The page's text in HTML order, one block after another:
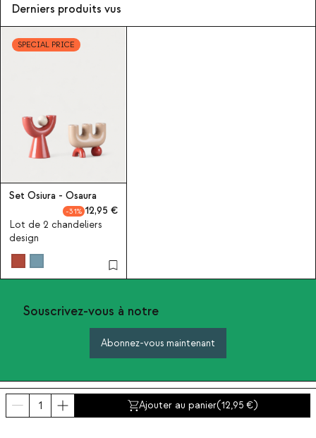
Ajouter au panier(12,95 )
Derniers produits vus
SPECIAL PRICE
Set Osiura - Osaura
31
12,95
Lot de 2 chandeliers
design
Souscrivez-vous à notre
Abonnez-vous maintenant
A propos de The Masie
Catégories